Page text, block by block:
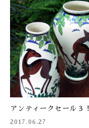
アンティークセール３！
2017.06.27